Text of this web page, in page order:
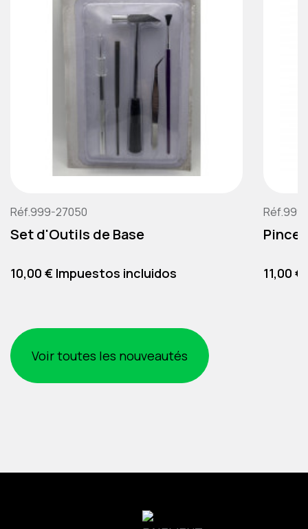
Réf.999-27050
Set d'Outils de Base
Precio
10,00 € Impuestos incluidos
Pince
Precio
11,00
Voir toutes les nouveautés